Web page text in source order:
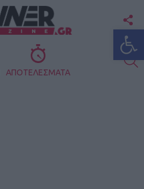
ΑΠΟΤΕΛΕΣΜΑΤΑ